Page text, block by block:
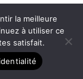
la meilleure
à utiliser ce
satisfait.